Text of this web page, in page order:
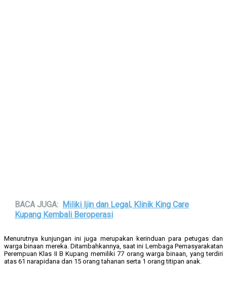
BACA JUGA: Miliki Ijin dan Legal, Klinik King Care
Kupang Kembali Beroperasi
Menurutnya kunjungan ini juga merupakan kerinduan para petugas dan
warga binaan mereka. Ditambahkannya, saat ini Lembaga Pemasyarakatan
Perempuan Klas II B Kupang memiliki 77 orang warga binaan, yang terdiri
atas 61 narapidana dan 15 orang tahanan serta 1 orang titipan anak.